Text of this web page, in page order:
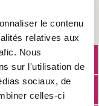
le contenu
relatives aux
Nous
sur l'utilisation de
sociaux, de
celles-ci